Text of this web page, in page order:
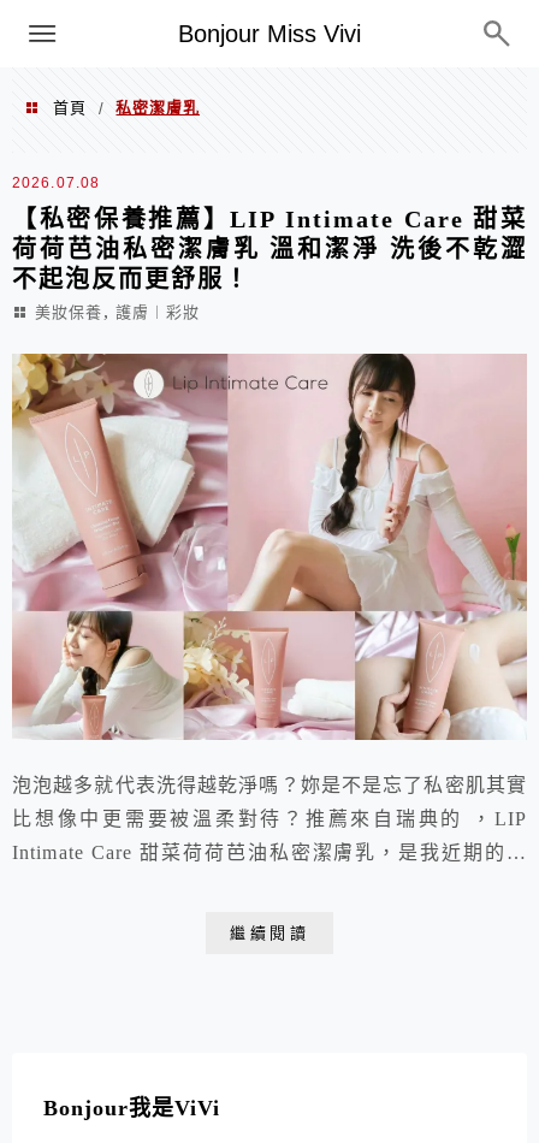
Bonjour Miss Vivi
選單
首頁 / 私密潔膚乳
私密潔膚乳
2026.07.08
【私密保養推薦】LIP Intimate Care 甜菜
荷荷芭油私密潔膚乳 溫和潔淨 洗後不乾澀
不起泡反而更舒服！
美妝保養 , 護膚︱彩妝
泡泡越多就代表洗得越乾淨嗎？妳是不是忘了私密肌其實
比想像中更需要被溫柔對待？推薦來自瑞典的 ，LIP
Intimate Care 甜菜荷荷芭油私密潔膚乳，是我近期的私
繼續閱讀
Bonjour我是ViVi